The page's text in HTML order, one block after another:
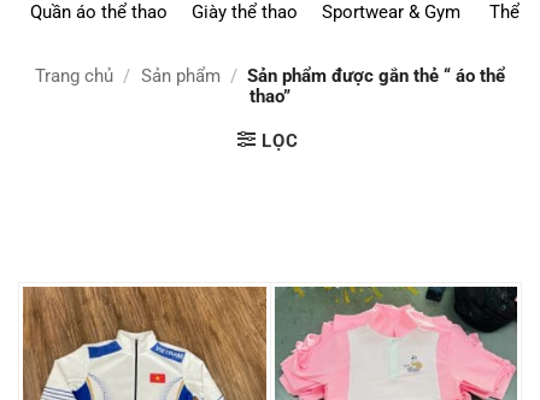
Quần áo thể thao Giày thể thao Sportwear & Gym Thể
Trang chủ / Sản phẩm / Sản phẩm được gắn thẻ “ áo thể
thao”
LỌC